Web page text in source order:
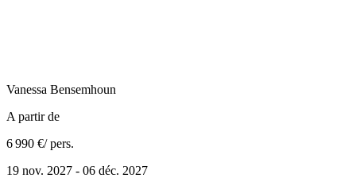
Vanessa Bensemhoun
A partir de
6 990 €/ pers.
19 nov. 2027 - 06 déc. 2027